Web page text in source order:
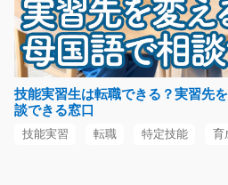
フォークリフトを使った入
急募
◆初月は時給UP中！ →時給UPで
※翌月以降は、時給1400…
技能実習生は転職できる？実習先
談できる窓口
技能実習 転職 特定技能 育